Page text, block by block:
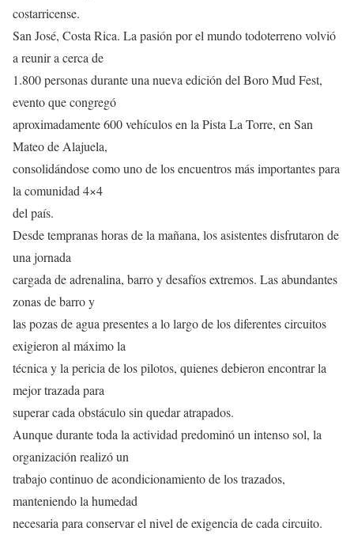
costarricense.
San José, Costa Rica. La pasión por el mundo todoterreno volvió
a reunir a cerca de
1.800 personas durante una nueva edición del Boro Mud Fest,
evento que congregó
aproximadamente 600 vehículos en la Pista La Torre, en San
Mateo de Alajuela,
consolidándose como uno de los encuentros más importantes para
la comunidad 4×4
del país.
Desde tempranas horas de la mañana, los asistentes disfrutaron de
una jornada
cargada de adrenalina, barro y desafíos extremos. Las abundantes
zonas de barro y
las pozas de agua presentes a lo largo de los diferentes circuitos
exigieron al máximo la
técnica y la pericia de los pilotos, quienes debieron encontrar la
mejor trazada para
superar cada obstáculo sin quedar atrapados.
Aunque durante toda la actividad predominó un intenso sol, la
organización realizó un
trabajo continuo de acondicionamiento de los trazados,
manteniendo la humedad
necesaria para conservar el nivel de exigencia de cada circuito.